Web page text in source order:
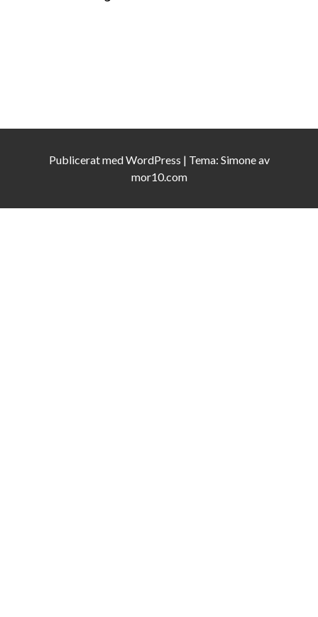
Publicerat medWordPress | Tema: Simoneav
mor10.com